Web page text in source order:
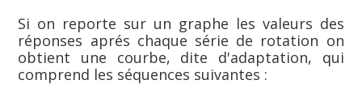
Si on reporte sur un graphe les valeurs des
réponses aprés chaque série de rotation on
obtient une courbe, dite d'adaptation, qui
comprend les séquences suivantes :